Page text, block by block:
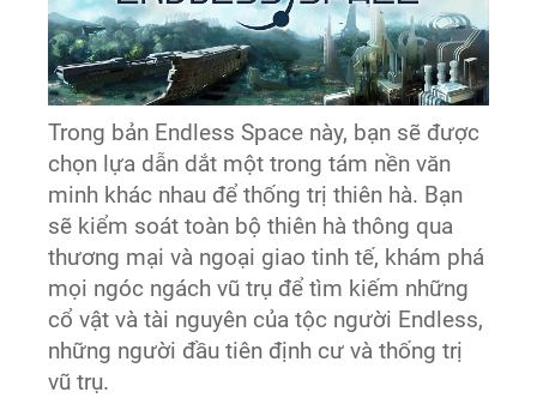
Trong bản Endless Space này, bạn sẽ được
chọn lựa dẫn dắt một trong tám nền văn
minh khác nhau để thống trị thiên hà. Bạn
sẽ kiểm soát toàn bộ thiên hà thông qua
thương mại và ngoại giao tinh tế, khám phá
mọi ngóc ngách vũ trụ để tìm kiếm những
cổ vật và tài nguyên của tộc người Endless,
những người đầu tiên định cư và thống trị
vũ trụ.